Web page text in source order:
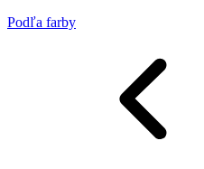
Podľa farby